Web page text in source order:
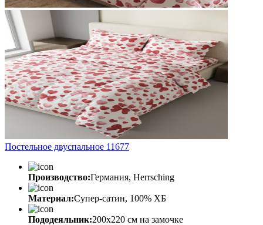
Постельное двуспальное 11677
Производство:Германия, Herrsching
Материал:Супер-сатин, 100% ХБ
Пододеяльник:200х220 см на замочке